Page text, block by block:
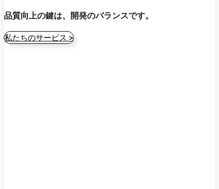
品質向上の鍵は、開発のバランスです。
私たちのサービス >